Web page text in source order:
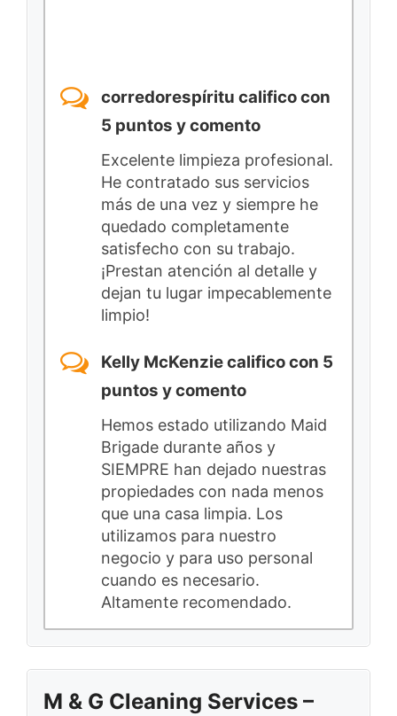
corredorespíritu califico con
5 puntos y comento
Excelente limpieza profesional.
He contratado sus servicios
más de una vez y siempre he
quedado completamente
satisfecho con su trabajo.
¡Prestan atención al detalle y
dejan tu lugar impecablemente
limpio!
Kelly McKenzie califico con 5
puntos y comento
Hemos estado utilizando Maid
Brigade durante años y
SIEMPRE han dejado nuestras
propiedades con nada menos
que una casa limpia. Los
utilizamos para nuestro
negocio y para uso personal
cuando es necesario.
Altamente recomendado.
M & G Cleaning Services –